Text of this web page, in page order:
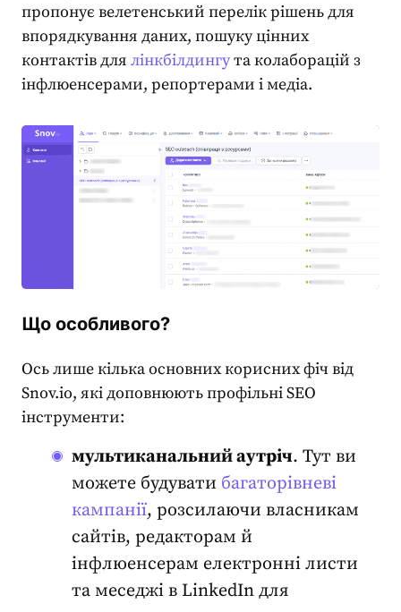
пропонує велетенський перелік рішень для
впорядкування даних, пошуку цінних
контактів для лінкбілдингута колаборацій з
інфлюенсерами, репортерами і медіа.
Що особливого?
Ось лише кілька основних корисних фіч від
Snov.io, які доповнюють профільніSEO
інструменти:
мультиканальний аутріч. Тут ви
можете будувати багаторівневі
кампанії, розсилаючи власникам
сайтів, редакторам й
інфлюенсерам електронні листи
та меседжі в LinkedIn для